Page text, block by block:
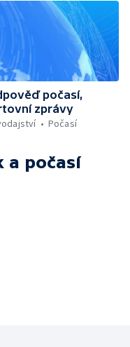
počasí,
zprávy
Počasí
a počasí